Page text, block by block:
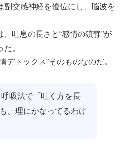
副交感神経を優位にし、脳波を
吐息の長さと“感情の鎮静”が
。
デトックス”そのものなのだ。
吸法で「吐く方を長
、理にかなってるわけ